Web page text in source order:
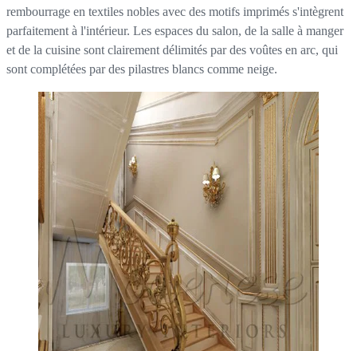
rembourrage en textiles nobles avec des motifs imprimés s'intègrent
parfaitement à l'intérieur. Les espaces du salon, de la salle à manger
et de la cuisine sont clairement délimités par des voûtes en arc, qui
sont complétées par des pilastres blancs comme neige.